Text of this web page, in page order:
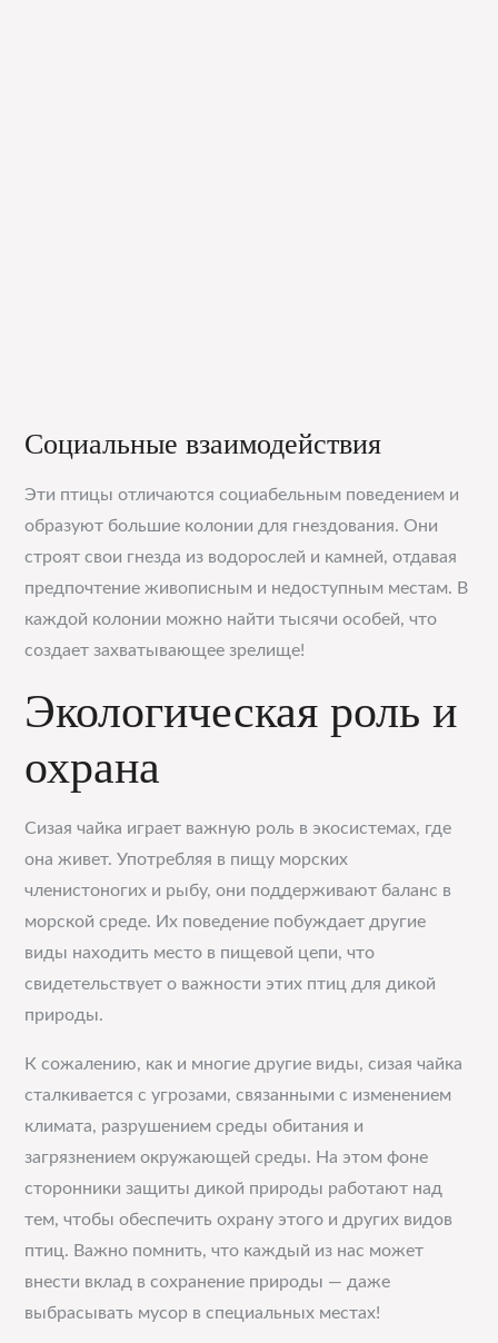
Социальные взаимодействия
Эти птицы отличаются социабельным поведением и
образуют большие колонии для гнездования. Они
строят свои гнезда из водорослей и камней, отдавая
предпочтение живописным и недоступным местам. В
каждой колонии можно найти тысячи особей, что
создает захватывающее зрелище!
Экологическая роль и
охрана
Сизая чайка играет важную роль в экосистемах, где
она живет. Употребляя в пищу морских
членистоногих и рыбу, они поддерживают баланс в
морской среде. Их поведение побуждает другие
виды находить место в пищевой цепи, что
свидетельствует о важности этих птиц для дикой
природы.
К сожалению, как и многие другие виды, сизая чайка
сталкивается с угрозами, связанными с изменением
климата, разрушением среды обитания и
загрязнением окружающей среды. На этом фоне
сторонники защиты дикой природы работают над
тем, чтобы обеспечить охрану этого и других видов
птиц. Важно помнить, что каждый из нас может
внести вклад в сохранение природы — даже
выбрасывать мусор в специальных местах!